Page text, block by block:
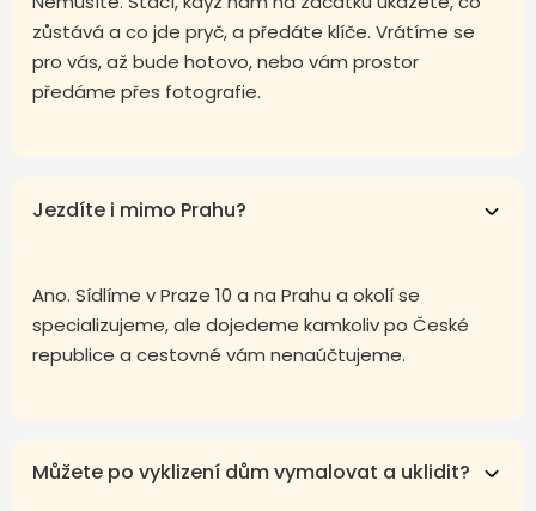
zůstává a co jde pryč, a předáte klíče. Vrátíme se
pro vás, až bude hotovo, nebo vám prostor
předáme přes fotografie.
Jezdíte i mimo Prahu?
Ano. Sídlíme v Praze 10 a na Prahu a okolí se
specializujeme, ale dojedeme kamkoliv po České
republice a cestovné vám nenaúčtujeme.
Můžete po vyklizení dům vymalovat a uklidit?